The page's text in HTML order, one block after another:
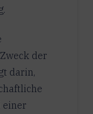
der
darin,
einer